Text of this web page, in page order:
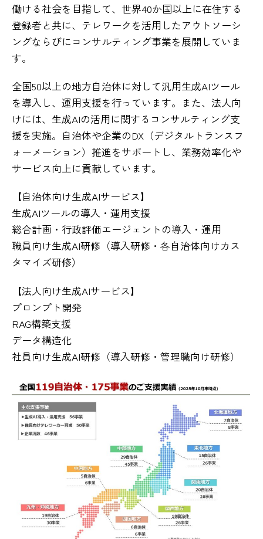
働ける社会を目指して、世界40か国以上に在住する
登録者と共に、テレワークを活用したアウトソーシ
ングならびにコンサルティング事業を展開していま
す。
全国50以上の地方自治体に対して汎用生成AIツール
を導入し、運用支援を行っています。また、法人向
けには、生成AIの活用に関するコンサルティング支
援を実施。自治体や企業のDX（デジタルトランスフ
ォーメーション）推進をサポートし、業務効率化や
サービス向上に貢献しています。
【自治体向け生成AIサービス】
生成AIツールの導入・運用支援
総合計画・行政評価エージェントの導入・運用
職員向け生成AI研修（導入研修・各自治体向けカス
タマイズ研修）
【法人向け生成AIサービス】
プロンプト開発
RAG構築支援
データ構造化
社員向け生成AI研修（導入研修・管理職向け研修）